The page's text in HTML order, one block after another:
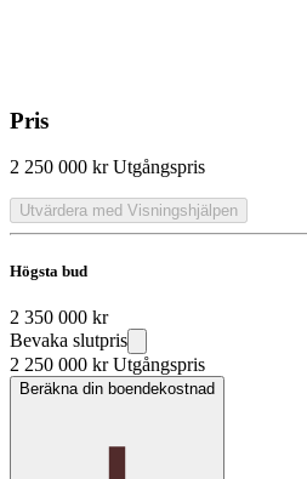
Pris
2 250 000 kr Utgångspris
Utvärdera med Visningshjälpen
Högsta bud
2 350 000 kr
Bevaka slutpris
2 250 000 kr Utgångspris
Beräkna din boendekostnad